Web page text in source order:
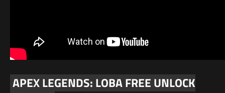
APEX LEGENDS: LOBA FREE UNLOCK